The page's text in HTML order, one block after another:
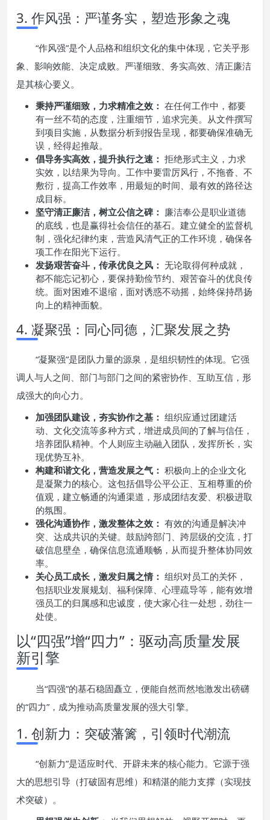
3. 作风强：严谨务实，塑造形象之魂
“作风强”是个人品格和组织文化的集中体现，它关乎形
象、影响效能、决定成败。严谨细致、务实高效、清正廉洁
是其核心要义。
秉持严谨细致，力求精准之效： 在任何工作中，都要
有一丝不苟的态度，注重细节，追求完美。从文件撰写
到项目实施，从数据分析到报告呈现，都要确保准确无
误，经得起推敲。
倡导务实高效，提升执行之速： 拒绝形式主义，力求
实效，以结果为导向。工作中要雷厉风行，不拖沓、不
敷衍，提高工作效率，用最短的时间、最有效的路径达
成目标。
坚守清正廉洁，树立公信之碑： 廉洁奉公是职业道德
的底线，也是赢得社会信任的基石。建立健全的监督机
制，强化纪律约束，营造风清气正的工作环境，确保各
项工作在阳光下运行。
发扬艰苦奋斗，传承优良之风： 无论取得何种成就，
都不能忘记初心，要保持勤俭节约、艰苦奋斗的优良传
统。面对困难不退缩，面对诱惑不动摇，始终保持昂扬
向上的精神面貌。
4. 凝聚强：同心同德，汇聚发展之势
“凝聚强”是团队力量的源泉，是组织韧性的体现。它强
调人与人之间、部门与部门之间的紧密协作、互助互信，形
成强大的向心力。
加强团队建设，夯实协作之基： 组织应通过团建活
动、文化交流等多种方式，增进成员间的了解与信任，
培养团队精神。个人则应主动融入团队，发挥所长，实
现优势互补。
构建和谐文化，营造发展之气： 积极向上的企业文化
是凝聚力的核心。这包括倡导公平公正、互相尊重的价
值观，建立畅通的沟通渠道，形成团结友爱、积极进取
的氛围。
强化沟通协作，激发整体之效： 有效的沟通是解决冲
突、达成共识的关键。鼓励跨部门、跨层级的交流，打
破信息壁垒，确保信息流通顺畅，从而提升整体协同效
率。
关心员工成长，激发归属之情： 组织对员工的关怀，
包括职业发展规划、福利保障、心理疏导等，能有效增
强员工的归属感和忠诚度，使大家心往一处想，劲往一
处使。
以“四强”增“四力”：驱动高质量发展
新引擎
当“四强”的基石稳固矗立，便能自然而然地激发出磅礴
的“四力”，成为推动高质量发展的强大引擎。
1. 创新力：突破藩篱，引领时代潮流
“创新力”是适应时代、开辟未来的核心能力。它源于强
大的思想引导（打破固有思维）和精湛的能力支撑（实现技
术突破）。